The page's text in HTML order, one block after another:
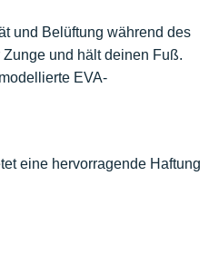
und Belüftung während des
und hält deinen Fuß.
EVA-
eine hervorragende Haftung